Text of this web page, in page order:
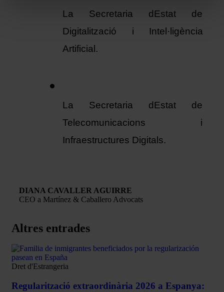
La Secretaria dEstat de
Digitalització i Intel·ligència
Artificial.
La Secretaria dEstat de
Telecomunicacions i
Infraestructures Digitals.
DIANA CAVALLER AGUIRRE
CEO a Martínez & Caballero Advocats
Altres entrades
Dret d'Estrangeria
Regularització extraordinària 2026 a Espanya: